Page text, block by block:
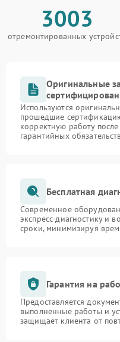
3003
отремонтированных
Оригинальные
Используются
прошедшие
корректную работу
гарантийных
Бесплатная
Современное
экспресс-диагностику и
сроки, минимизируя
Гарантия на
Предоставляется
выполненные работы и
защищает клиента от